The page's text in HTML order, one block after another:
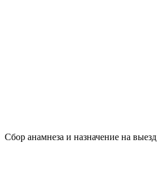
Сбор анамнеза и назначение на выезд